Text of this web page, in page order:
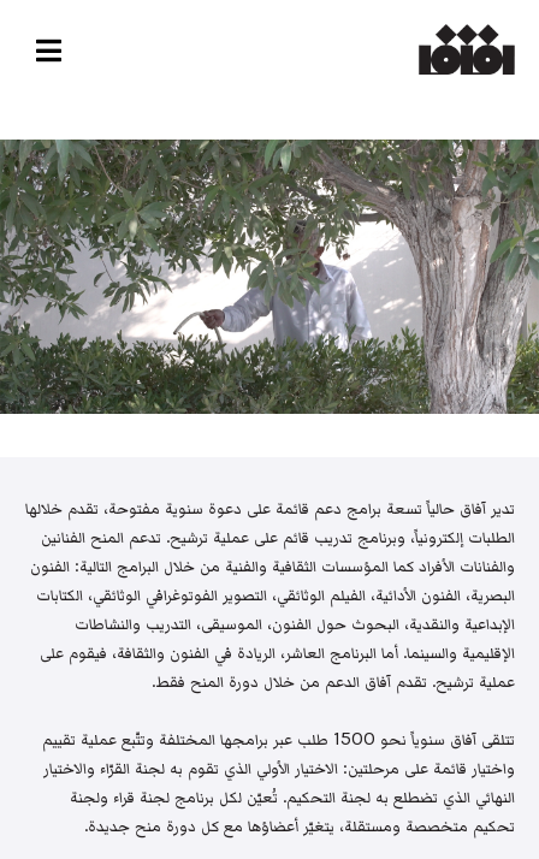
تدير آفاق حالياً تسعة برامج دعم قائمة على دعوة سنوية مفتوحة، تقدم خلالها
الطلبات إلكترونياً، وبرنامج تدريب قائم على عملية ترشيح. تدعم المنح الفنانين
والفنانات الأفراد كما المؤسسات الثقافية والفنية من خلال البرامج التالية: الفنون
البصرية، الفنون الأدائية، الفيلم الوثائقي، التصوير الفوتوغرافي الوثائقي، الكتابات
الإبداعية والنقدية، البحوث حول الفنون، الموسيقى، التدريب والنشاطات
الإقليمية والسينما. أما البرنامج العاشر، الريادة في الفنون والثقافة، فيقوم على
عملية ترشيح. تقدم آفاق الدعم من خلال دورة المنح فقط.
تتلقى آفاق سنوياً نحو 1500 طلب عبر برامجها المختلفة وتتّبع عملية تقييم
واختيار قائمة على مرحلتين: الاختيار الأولي الذي تقوم به لجنة القرّاء والاختيار
النهائي الذي تضطلع به لجنة التحكيم. تُعيّن لكل برنامج لجنة قراء ولجنة
تحكيم متخصصة ومستقلة، يتغيّر أعضاؤها مع كل دورة منح جديدة.